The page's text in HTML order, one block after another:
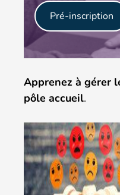
Pré-inscription
Apprenez à gérer
pôle accueil.